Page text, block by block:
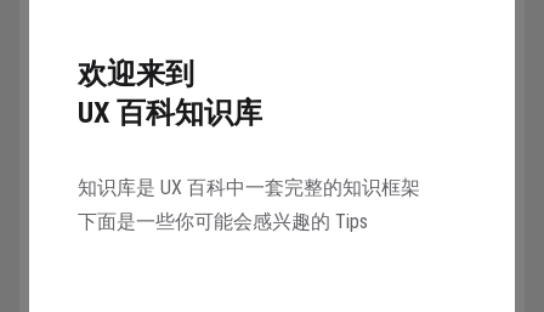
见的类型包含嵌入式（焊死在主板上）和可插拔的 2.5
寸 sata 接口硬盘、M.2 接口硬盘三种。
欢迎来到
UX 百科知识库
知识库是 UX 百科中一套完整的知识框架
下面是一些你可能会感兴趣的 Tips